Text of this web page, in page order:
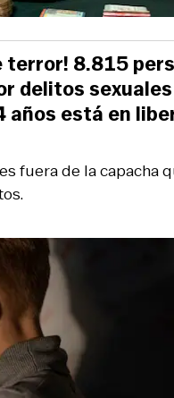
fuera de la capacha
terror! 8.815
delitos
años está en